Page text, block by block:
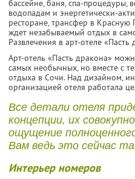
бассейне, баня, спа-процедуры,
водопадам и энергетически-
ресторане, трансфер в Красную
ждет незабываемый отдых в
Развлечения в арт-отеле «Пасть
Арт-отель «Пасть дракона»
самых необычных, но вместе с
отдыха в Сочи. Над дизайном,
организацией отеля работала
Все детали отеля
концепции, их
ощущение
Вам ведь это сейчас
Интерьер номеров